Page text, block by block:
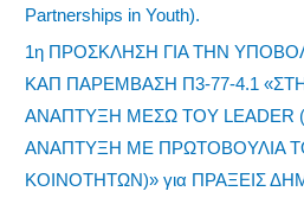
Partnerships in Youth).
1η ΠΡΟΣΚΛΗΣΗ ΓΙΑ ΤΗΝ
ΚΑΠ ΠΑΡΕΜΒΑΣΗ Π3-77-4.1
ΑΝΑΠΤΥΞΗ ΜΕΣΩ ΤΟΥ LEADER
ΑΝΑΠΤΥΞΗ ΜΕ ΠΡΩΤΟΒΟΥΛΙΑ
ΚΟΙΝΟΤΗΤΩΝ)» για ΠΡΑΞΕΙΣ